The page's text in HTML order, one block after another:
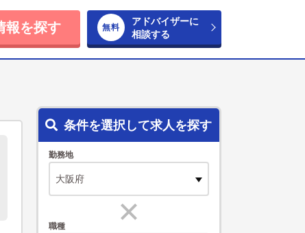
報を探す
アドバイザーに
相談する
条件を選択して求人を探す
勤務地
職種